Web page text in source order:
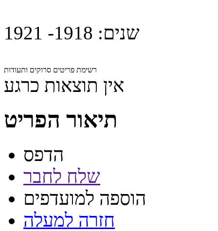
שנים: 1918- 1921
רשימת פריטים סרוקים ותעודות
אין תוצאות כרגע
תיאור הפריט
הדפס
שלח לחבר
הוספה למועדפים
חזרה למעלה